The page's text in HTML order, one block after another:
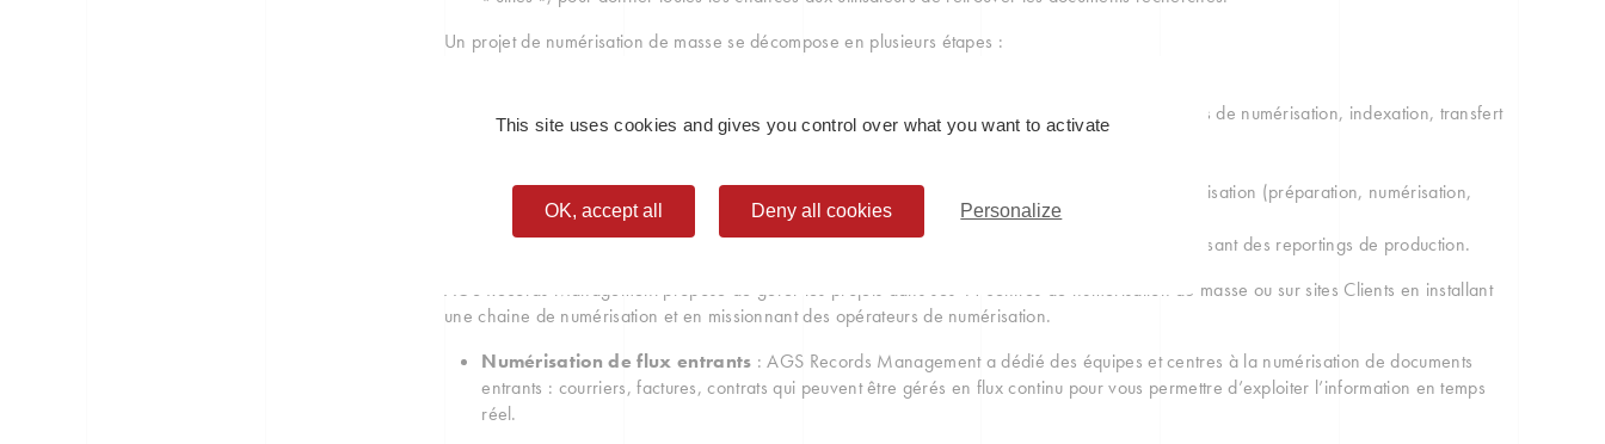
Un projet de numérisation de masse se décompose en plusieurs étapes :
Validation d’un cahier des spécificités numériques, définissant les règles à respecter en termes de numérisation, indexation, transfert
des données et sort final des documents,
Phase de production : formation des équipes, paramétrage de la chaine de production, numérisation (préparation, numérisation,
indexation, reconditionnement), contrôles, diffusion des livrables…
Accompagnement par un chef de projet numérique, organisation des réunions de suivi et diffusant des reportings de production.
AGS Records Management propose de gérer les projets dans ses 14 centres de numérisation de masse ou sur sites Clients en installant
une chaine de numérisation et en missionnant des opérateurs de numérisation.
Numérisation de flux entrants : AGS Records Management a dédié des équipes et centres à la numérisation de documents
entrants : courriers, factures, contrats qui peuvent être gérés en flux continu pour vous permettre d’exploiter l’information en temps
réel.
This site uses cookies and gives you control over what you want to activate
OK, accept all Deny all cookies Personalize